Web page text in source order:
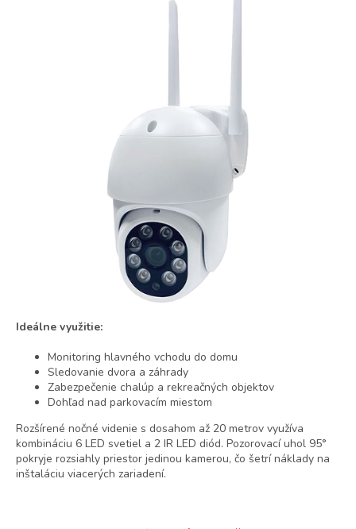
Ideálne využitie:
Monitoring hlavného vchodu do domu
Sledovanie dvora a záhrady
Zabezpečenie chalúp a rekreačných objektov
Dohľad nad parkovacím miestom
Rozšírené nočné videnie s dosahom až 20 metrov využíva
kombináciu 6 LED svetiel a 2 IR LED diód. Pozorovací uhol 95°
pokryje rozsiahly priestor jedinou kamerou, čo šetrí náklady na
inštaláciu viacerých zariadení.